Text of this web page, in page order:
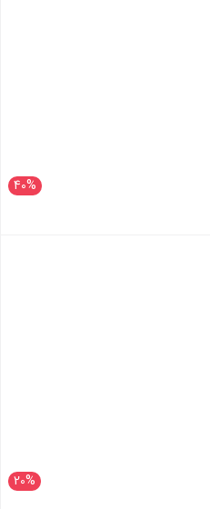
40%
20%